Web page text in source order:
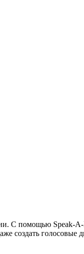
С помощью Speak-
создать